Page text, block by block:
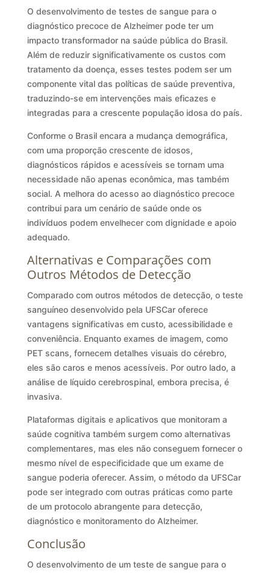
O desenvolvimento de testes de sangue para o
diagnóstico precoce de Alzheimer pode ter um
impacto transformador na saúde pública do Brasil.
Além de reduzir significativamente os custos com
tratamento da doença, esses testes podem ser um
componente vital das políticas de saúde preventiva,
traduzindo-se em intervenções mais eficazes e
integradas para a crescente população idosa do país.
Conforme o Brasil encara a mudança demográfica,
com uma proporção crescente de idosos,
diagnósticos rápidos e acessíveis se tornam uma
necessidade não apenas econômica, mas também
social. A melhora do acesso ao diagnóstico precoce
contribui para um cenário de saúde onde os
indivíduos podem envelhecer com dignidade e apoio
adequado.
Alternativas e Comparações com
Outros Métodos de Detecção
Comparado com outros métodos de detecção, o teste
sanguíneo desenvolvido pela UFSCar oferece
vantagens significativas em custo, acessibilidade e
conveniência. Enquanto exames de imagem, como
PET scans, fornecem detalhes visuais do cérebro,
eles são caros e menos acessíveis. Por outro lado, a
análise de líquido cerebrospinal, embora precisa, é
invasiva.
Plataformas digitais e aplicativos que monitoram a
saúde cognitiva também surgem como alternativas
complementares, mas eles não conseguem fornecer o
mesmo nível de especificidade que um exame de
sangue poderia oferecer. Assim, o método da UFSCar
pode ser integrado com outras práticas como parte
de um protocolo abrangente para detecção,
diagnóstico e monitoramento do Alzheimer.
Conclusão
O desenvolvimento de um teste de sangue para o